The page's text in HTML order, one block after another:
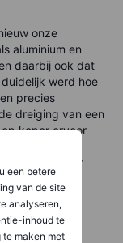
een betere
van de site
analyseren,
inhoud te
te maken met
onze
aluminium en
daarbij ook dat
werd hoe
precies
dreiging van een
koper ervoor
zijn,
4,70 dollar per
alvast
van deze